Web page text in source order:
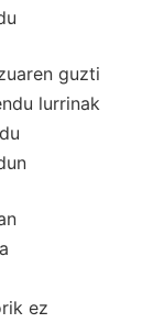
guzti
lurrinak
ez